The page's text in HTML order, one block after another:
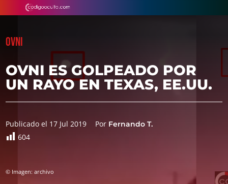
OVNI
OVNI ES GOLPEADO POR
UN RAYO EN TEXAS, EE.UU.
Publicado el 17 Jul 2019 Por Fernando T.
604
© Imagen: archivo